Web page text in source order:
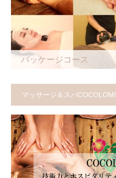
パッケージコース
マッサージ＆スパCOCOLOMI